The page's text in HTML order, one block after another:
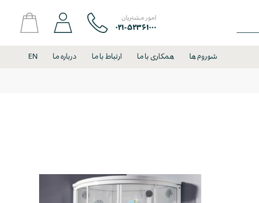
امور مشتریان
۰۲۱-۵۲۳۶۱۰۰۰
شوروم ها همکاری با ما ارتباط با ما درباره ما EN